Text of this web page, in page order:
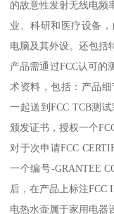
的故意性发射无线电频
业、科研和医疗设备
电脑及其外设。还包括
产品需通过FCC认可的
术资料，包括：产品
一起送到FCC TCB测
颁发证书，授权一个
对于次申请FCC
一个编号-GRANTEE
后，在产品上标注FCC
电热水壶属于家用电器